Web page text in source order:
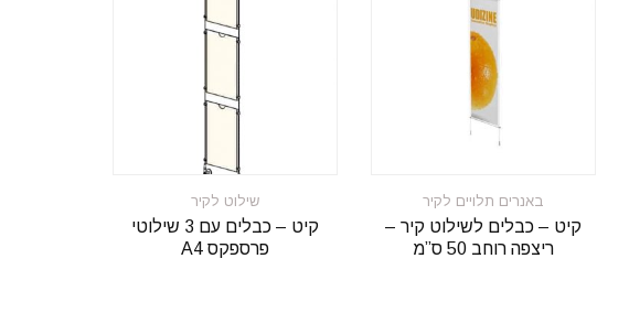
באנרים תלויים לקיר
קיט – כבלים לשילוט קיר –
ריצפה רוחב 50 ס”מ
שילוט לקיר
קיט – כבלים עם 3 שילוטי
פרספקס A4